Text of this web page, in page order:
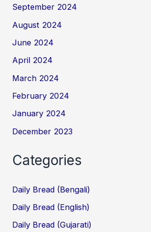
September 2024
August 2024
June 2024
April 2024
March 2024
February 2024
January 2024
December 2023
Categories
Daily Bread (Bengali)
Daily Bread (English)
Daily Bread (Gujarati)